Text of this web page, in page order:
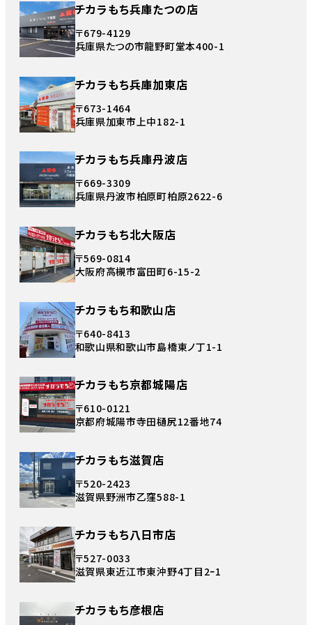
チカラもち兵庫たつの店
〒679-4129
兵庫県たつの市龍野町堂本400-1
チカラもち兵庫加東店
〒673-1464
兵庫県加東市上中182-1
チカラもち兵庫丹波店
〒669-3309
兵庫県丹波市柏原町柏原2622-6
チカラもち北大阪店
〒569-0814
大阪府高槻市富田町6-15-2
チカラもち和歌山店
〒640-8413
和歌山県和歌山市島橋東ノ丁1-1
チカラもち京都城陽店
〒610-0121
京都府城陽市寺田樋尻12番地74
チカラもち滋賀店
〒520-2423
滋賀県野洲市乙窪588-1
チカラもち八日市店
〒527-0033
滋賀県東近江市東沖野4丁目2ｰ1
チカラもち彦根店